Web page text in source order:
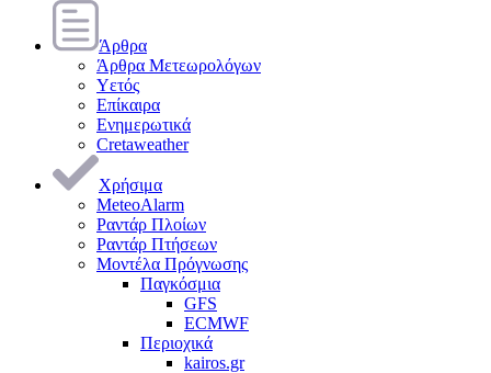
Άρθρα
Άρθρα Μετεωρολόγων
Υετός
Επίκαιρα
Ενημερωτικά
Cretaweather
Χρήσιμα
MeteoAlarm
Ραντάρ Πλοίων
Ραντάρ Πτήσεων
Μοντέλα Πρόγνωσης
Παγκόσμια
GFS
ECMWF
Περιοχικά
kairos.gr